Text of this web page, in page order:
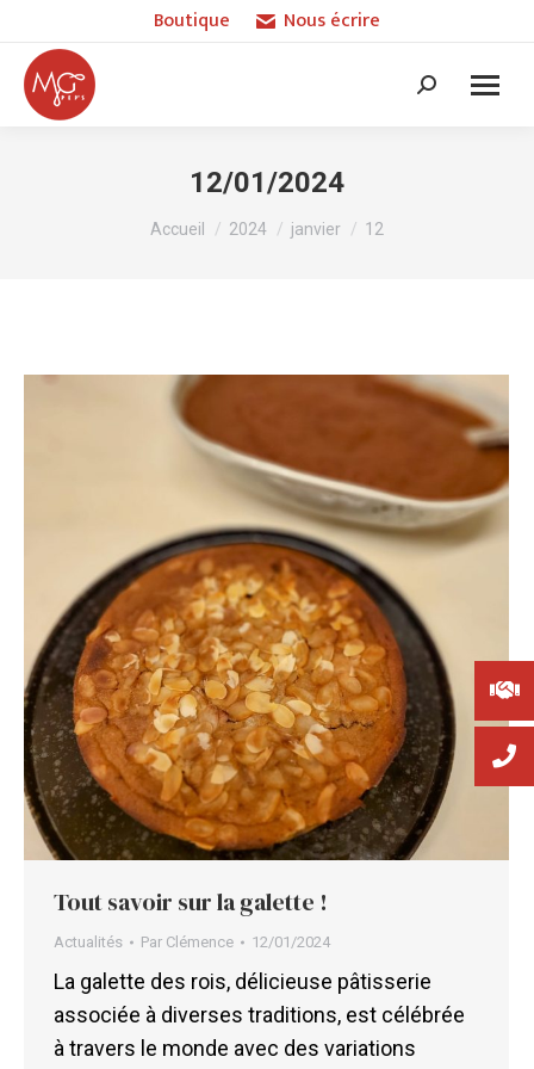
Boutique Nous écrire
Recherche
12/01/2024
Vous êtes ici :
Accueil 2024 janvier 12
Tout savoir sur la galette !
Actualités Par Clémence 12/01/2024
La galette des rois, délicieuse pâtisserie
associée à diverses traditions, est célébrée
à travers le monde avec des variations